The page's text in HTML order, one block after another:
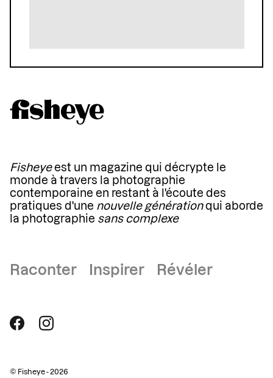
Fisheyeest un magazine qui décrypte le
monde à travers la photographie
contemporaine en restant à l'écoute des
pratiques d'une nouvelle générationqui aborde
la photographie sans complexe
Raconter Inspirer Révéler
© Fisheye - 2026